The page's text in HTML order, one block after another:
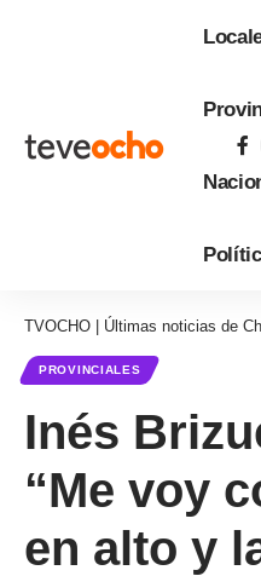
TVOCHO | Últimas noticias de
PROVINCIALES
Inés
“Me voy
en alto y